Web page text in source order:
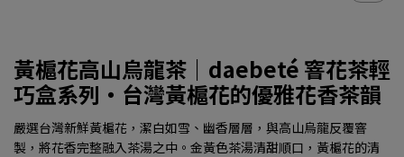
黃槴花高山烏龍茶｜daebeté 窨花茶輕
巧盒系列・台灣黃槴花的優雅花香茶韻
嚴選台灣新鮮黃槴花，潔白如雪、幽香層層，與高山烏龍反覆窨
製，將花香完整融入茶湯之中。金黃色茶湯清甜順口，黃槴花的清